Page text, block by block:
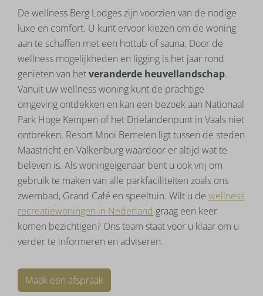
De wellness Berg Lodges zijn voorzien van de nodige
luxe en comfort. U kunt ervoor kiezen om de woning
aan te schaffen met een hottub of sauna. Door de
wellness mogelijkheden en ligging is het jaar rond
genieten van hetveranderde heuvellandschap.
Vanuit uw wellness woning kunt de prachtige
omgeving ontdekken en kan een bezoek aan Nationaal
Park Hoge Kempen of het Drielandenpunt in Vaals niet
ontbreken. Resort Mooi Bemelen ligt tussen de steden
Maastricht en Valkenburg waardoor er altijd wat te
beleven is. Als woningeigenaar bent u ook vrij om
gebruik te maken van alle parkfaciliteiten zoals ons
zwembad, Grand Café en speeltuin. Wilt u dewellness
recreatiewoningen in Nederland graag een keer
komen bezichtigen? Ons team staat voor u klaar om u
verder te informeren en adviseren.
Maak een afspraak